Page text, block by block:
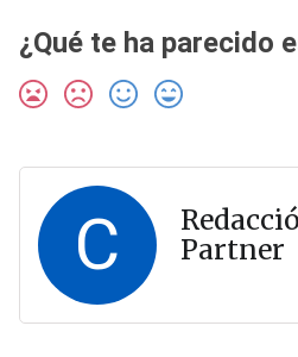
¿Qué te ha parecido
C
Partner